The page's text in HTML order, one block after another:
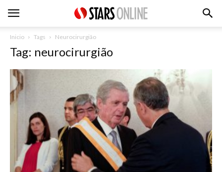
Inicio Tags Neurocirurgião
Tag: neurocirurgião